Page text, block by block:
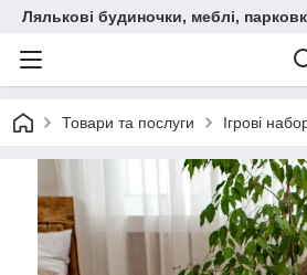
Лялькові будиночки, меблі,
Товари та послуги Ігрові